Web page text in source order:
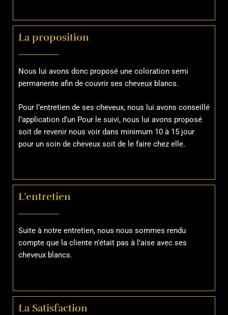
La proposition
Nous lui avons donc proposé une coloration semi
permanente afin de couvrir ses cheveux blancs.
Pour l’entretien de ses cheveux, nous lui avons conseillé
l’application d’un Pour le suivi, nous lui avons proposé
soit de revenir nous voir dans minimum 10 à 15 jour
pour un soin de cheveux soit de le faire chez elle.
L’entretien
Suite à notre entretien, nous nous sommes rendu
compte que la cliente n’était pas à l’aise avec ses
cheveux blancs.
La Satisfaction